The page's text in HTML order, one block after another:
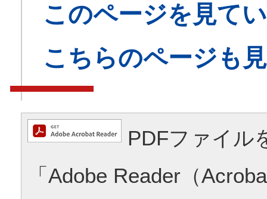
このページを見て
こちらのページも
PDFファイル
「Adobe Reader（